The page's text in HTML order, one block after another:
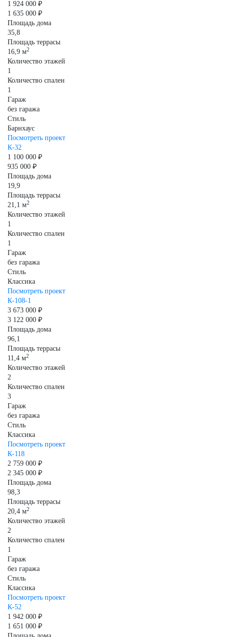
1 924 000 ₽
1 635 000 ₽
Площадь дома
35,8
Площадь террасы
16,9 м2
Количество этажей
1
Количество спален
1
Гараж
без гаража
Стиль
Барнхаус
Посмотреть проект
К-32
1 100 000 ₽
935 000 ₽
Площадь дома
19,9
Площадь террасы
21,1 м2
Количество этажей
1
Количество спален
1
Гараж
без гаража
Стиль
Классика
Посмотреть проект
К-108-1
3 673 000 ₽
3 122 000 ₽
Площадь дома
96,1
Площадь террасы
11,4 м2
Количество этажей
2
Количество спален
3
Гараж
без гаража
Стиль
Классика
Посмотреть проект
К-118
2 759 000 ₽
2 345 000 ₽
Площадь дома
98,3
Площадь террасы
20,4 м2
Количество этажей
2
Количество спален
1
Гараж
без гаража
Стиль
Классика
Посмотреть проект
К-52
1 942 000 ₽
1 651 000 ₽